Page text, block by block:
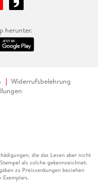
herunter.
Widerrufsbelehrung
die das Lesen aber nicht
als solche gekennzeichnet.
zu Preissenkungen beziehen